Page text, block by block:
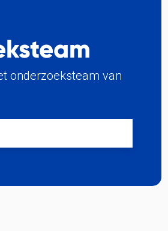
onderzoeksteam van